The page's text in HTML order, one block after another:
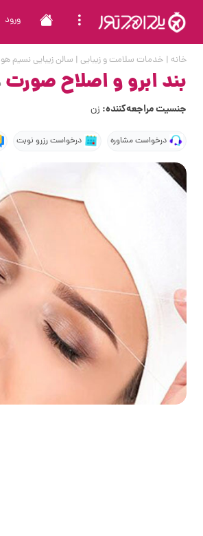
ورود
خانه | خدمات سلامت و زیبایی | سالن زیبایی نسیم
بند ابرو و اصلاح صورت
جنسیت مراجعه‌کننده: زن
درخواست مشاوره درخواست رزرو نوبت